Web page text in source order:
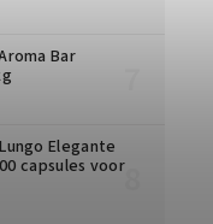
Bar
Elegante
capsules voor